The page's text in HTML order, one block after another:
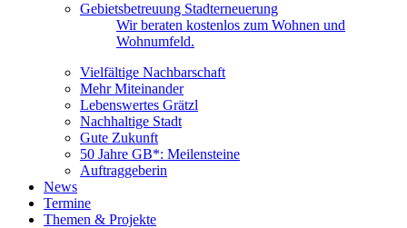
Gebietsbetreuung Stadterneuerung
Wir beraten kostenlos zum Wohnen und
Wohnumfeld.
Vielfältige Nachbarschaft
Mehr Miteinander
Lebenswertes Grätzl
Nachhaltige Stadt
Gute Zukunft
50 Jahre GB*: Meilensteine
Auftraggeberin
News
Termine
Themen & Projekte